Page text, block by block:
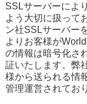
SSLサーバーによ
よう大切に扱って
ン社SSLサーバー
よりお客様が
の情報は暗号化さ
証いたします。弊
様から送られる情
管理運営されてお